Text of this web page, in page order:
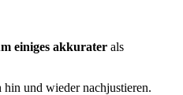
einiges akkurater als
und wieder nachjustieren.